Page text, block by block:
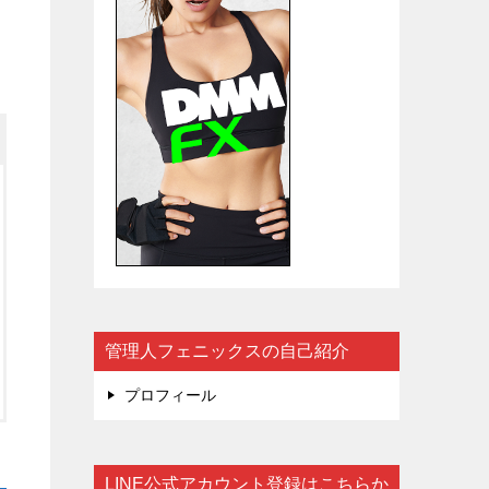
管理人フェニックスの自己紹介
プロフィール
LINE公式アカウント登録はこちらか